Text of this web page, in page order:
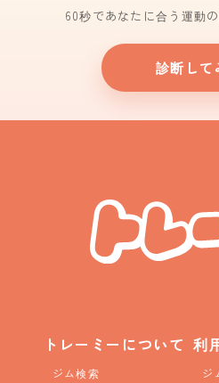
60秒であなたに合う運動
診断して
トレーミーについて
ジム検索
利
ジ